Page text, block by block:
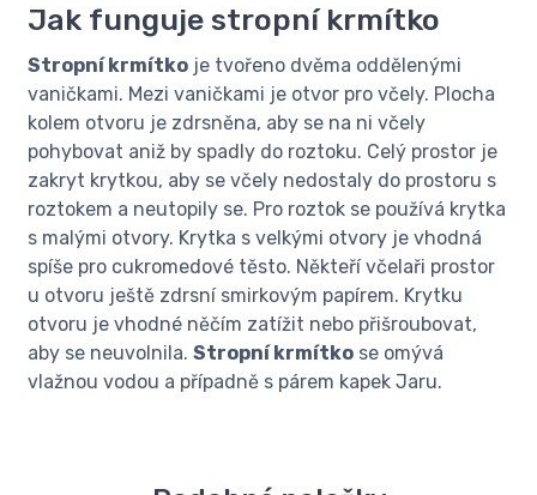
Jak funguje stropní krmítko
Stropní krmítko je tvořeno dvěma oddělenými
vaničkami. Mezi vaničkami je otvor pro včely. Plocha
kolem otvoru je zdrsněna, aby se na ni včely
pohybovat aniž by spadly do roztoku. Celý prostor je
zakryt krytkou, aby se včely nedostaly do prostoru s
roztokem a neutopily se. Pro roztok se používá krytka
s malými otvory. Krytka s velkými otvory je vhodná
spíše pro cukromedové těsto. Někteří včelaři prostor
u otvoru ještě zdrsní smirkovým papírem. Krytku
otvoru je vhodné něčím zatížit nebo přišroubovat,
aby se neuvolnila. Stropní krmítko se omývá
vlažnou vodou a případně s párem kapek Jaru.